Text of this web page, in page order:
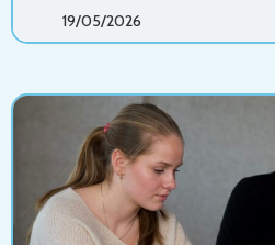
19/05/2026